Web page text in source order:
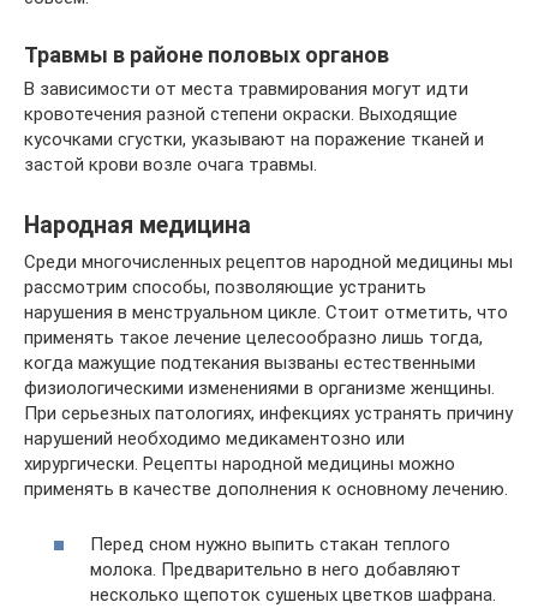
Травмы в районе половых органов
В зависимости от места травмирования могут идти
кровотечения разной степени окраски. Выходящие
кусочками сгустки, указывают на поражение тканей и
застой крови возле очага травмы.
Народная медицина
Среди многочисленных рецептов народной медицины мы
рассмотрим способы, позволяющие устранить
нарушения в менструальном цикле. Стоит отметить, что
применять такое лечение целесообразно лишь тогда,
когда мажущие подтекания вызваны естественными
физиологическими изменениями в организме женщины.
При серьезных патологиях, инфекциях устранять причину
нарушений необходимо медикаментозно или
хирургически. Рецепты народной медицины можно
применять в качестве дополнения к основному лечению.
Перед сном нужно выпить стакан теплого
молока. Предварительно в него добавляют
несколько щепоток сушеных цветков шафрана.